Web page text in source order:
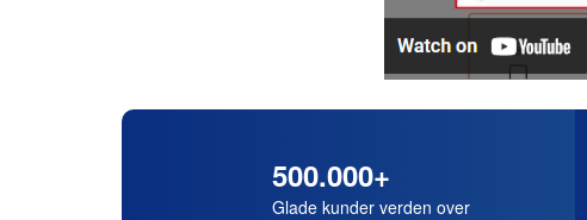
500.000+
Glade kunder verden over